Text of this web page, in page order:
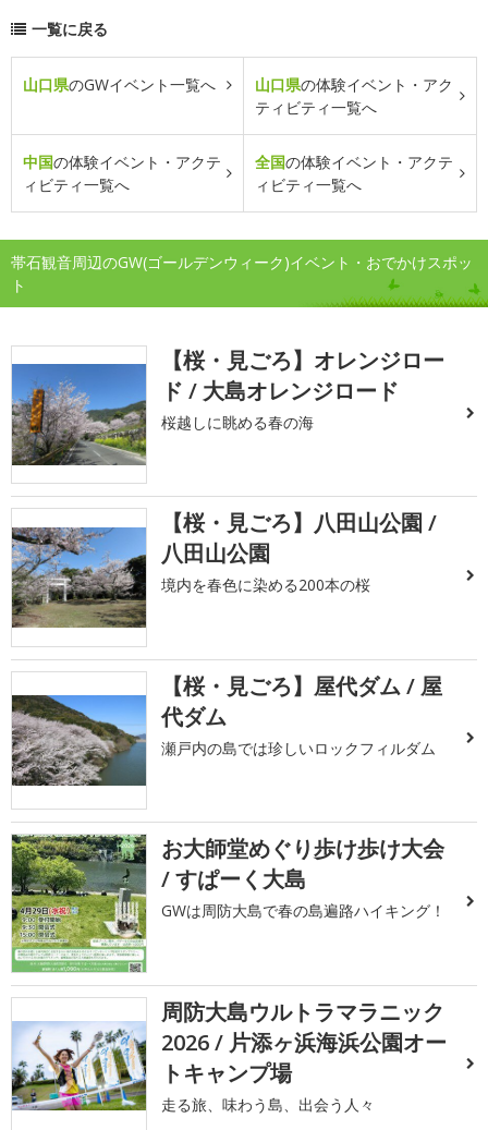
一覧に戻る
山口県のGWイベント一覧へ 山口県の体験イベント・アク
ティビティ一覧へ
中国の体験イベント・アクテ
ィビティ一覧へ
全国の体験イベント・アクテ
ィビティ一覧へ
帯石観音周辺のGW(ゴールデンウィーク)イベント・おでかけスポッ
ト
【桜・見ごろ】オレンジロー
ド / 大島オレンジロード
桜越しに眺める春の海
【桜・見ごろ】八田山公園 /
八田山公園
境内を春色に染める200本の桜
【桜・見ごろ】屋代ダム / 屋
代ダム
瀬戸内の島では珍しいロックフィルダム
お大師堂めぐり歩け歩け大会
/ すぱーく大島
GWは周防大島で春の島遍路ハイキング！
周防大島ウルトラマラニック
2026 / 片添ヶ浜海浜公園オー
トキャンプ場
走る旅、味わう島、出会う人々